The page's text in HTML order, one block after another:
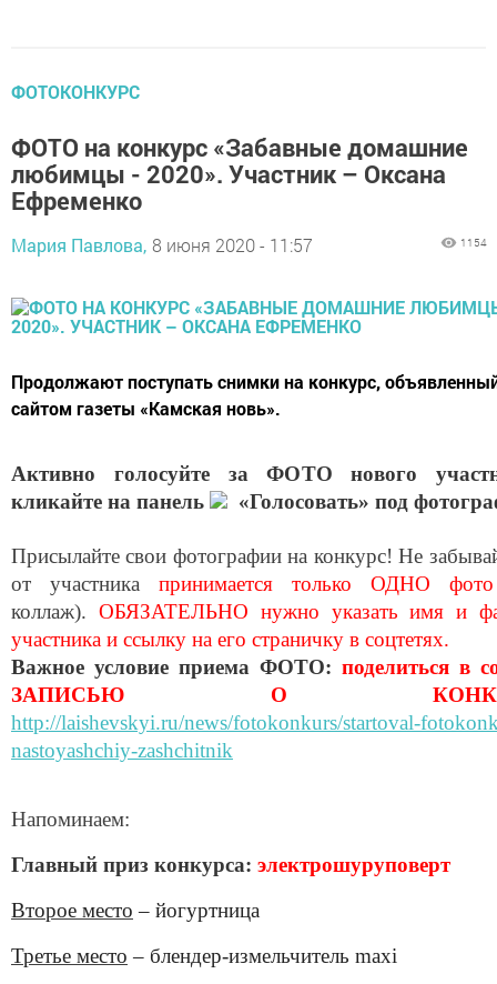
ФОТОКОНКУРС
ФОТО на конкурс «Забавные домашние
любимцы - 2020». Участник – Оксана
Ефременко
Мария Павлова, 8 июня 2020 - 11:57 1154
Продолжают поступать снимки на конкурс,
сайтом газеты «Камская новь».
Активно голосуйте за ФОТО нового
кликайте на панель
«Голосовать» под
Присылайте свои фотографии на конкурс! Не
от участника принимается только ОДНО
коллаж). ОБЯЗАТЕЛЬНО нужно указать имя и
участника и ссылку на его страничку в соцтетях.
Важное условие приема ФОТО: поделиться в
ЗАПИСЬЮ О
http://laishevskyi.ru/news/fotokonkurs/startoval-
nastoyashchiy-zashchitnik
Напоминаем:
Главный приз конкурса: электрошуруповерт
Второе место – йогуртница
Третье место – блендер-измельчитель maxi